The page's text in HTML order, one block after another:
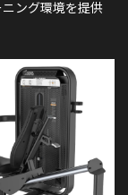
ング環境を提供